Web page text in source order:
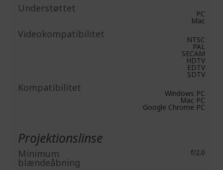
Understøttet PC
Mac
Videokompatibilitet NTSC
PAL
SECAM
HDTV
EDTV
SDTV
Kompatibilitet Windows PC
Mac PC
Google Chrome PC
Projektionslinse
Minimum
blændeåbning
f/2.0